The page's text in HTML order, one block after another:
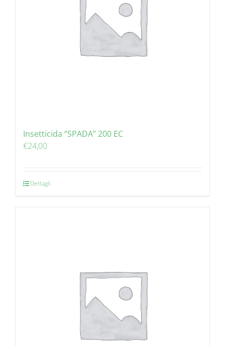
Insetticida “SPADA” 200 EC
€24,00
Dettagli